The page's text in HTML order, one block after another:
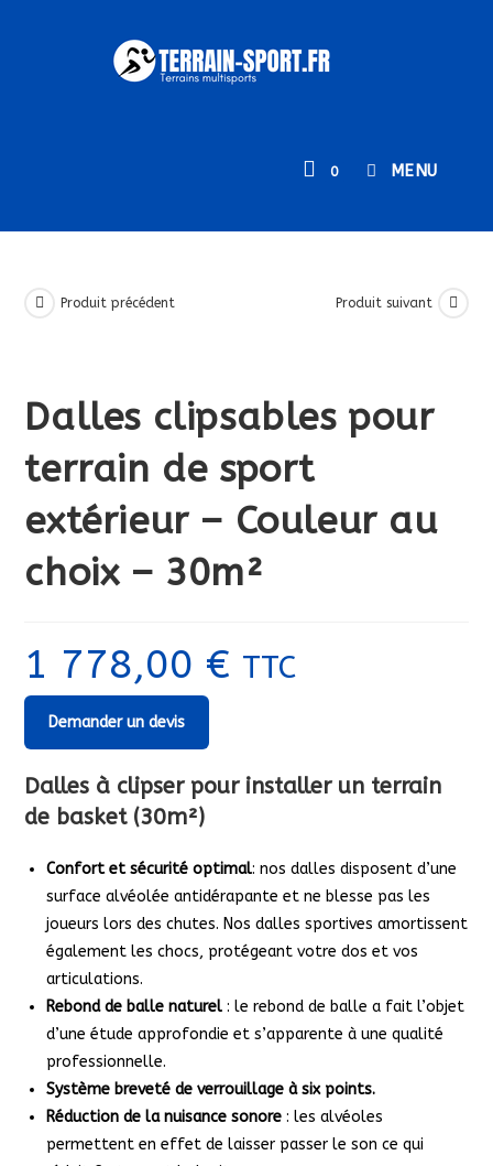
0 MENU
Produit précédent Produit suivant
Dalles clipsables pour
terrain de sport
extérieur – Couleur au
choix – 30m²
1 778,00 € TTC
Demander un devis
Dalles à clipser pour installer un terrain
de basket (30m²)
Confort et sécurité optimal: nos dalles disposent d’une
surface alvéolée antidérapante et ne blesse pas les
joueurs lors des chutes. Nos dalles sportives amortissent
également les chocs, protégeant votre dos et vos
articulations.
Rebond de balle naturel: le rebond de balle a fait l’objet
d’une étude approfondie et s’apparente à une qualité
professionnelle.
Système breveté de verrouillage à six points.
Réduction de la nuisance sonore: les alvéoles
permettent en effet de laisser passer le son ce qui